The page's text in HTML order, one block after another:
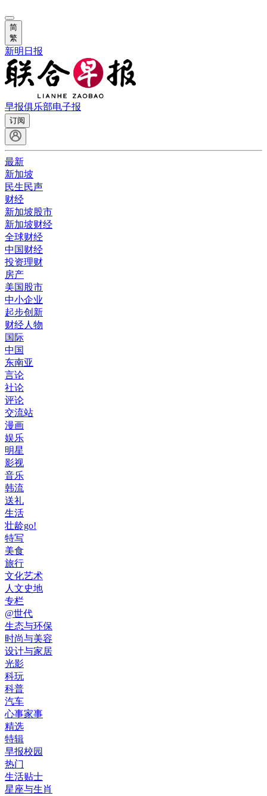
简
繁
新明日报
早报俱乐部电子报
订阅
最新
新加坡
民生民声
财经
新加坡股市
新加坡财经
全球财经
中国财经
投资理财
房产
美国股市
中小企业
起步创新
财经人物
国际
中国
东南亚
言论
社论
评论
交流站
漫画
娱乐
明星
影视
音乐
韩流
送礼
生活
壮龄go!
特写
美食
旅行
文化艺术
人文史地
专栏
@世代
生态与环保
时尚与美容
设计与家居
光影
科玩
科普
汽车
心事家事
精选
特辑
早报校园
热门
生活贴士
星座与生肖